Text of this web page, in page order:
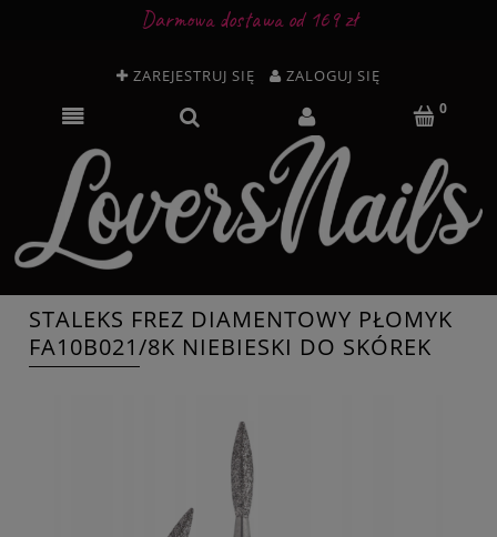
Darmowa dostawa od 169 zł
ZAREJESTRUJ SIĘ ZALOGUJ SIĘ
STALEKS FREZ DIAMENTOWY PŁOMYK
FA10B021/8K NIEBIESKI DO SKÓREK